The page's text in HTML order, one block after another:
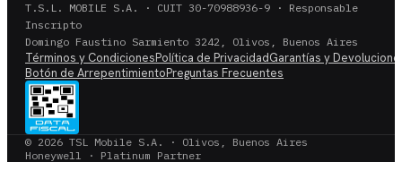
T.S.L. MOBILE S.A. · CUIT 30-70988936-9 · Responsable
Inscripto
Domingo Faustino Sarmiento 3242, Olivos, Buenos Aires
Términos y CondicionesPolítica de PrivacidadGarantías y
Botón de ArrepentimientoPreguntas Frecuentes
© 2026 TSL Mobile S.A. · Olivos, Buenos Aires
Honeywell · Platinum Partner